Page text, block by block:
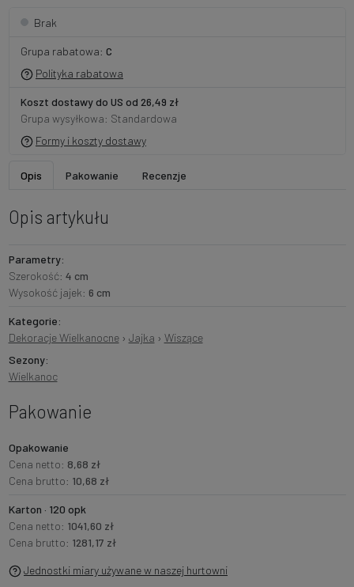
Brak
Grupa rabatowa: C
Polityka rabatowa
Koszt dostawy do US od 26,49 zł
Grupa wysyłkowa: Standardowa
Formy i koszty dostawy
Opis Pakowanie Recenzje
Opis artykułu
Parametry:
Szerokość: 4 cm
Wysokość jajek: 6 cm
Kategorie:
Dekoracje Wielkanocne› Jajka › Wiszące
Sezony:
Wielkanoc
Pakowanie
Opakowanie
Cena netto: 8,68 zł
Cena brutto: 10,68 zł
Karton · 120 opk
Cena netto: 1041,60 zł
Cena brutto: 1281,17 zł
Jednostki miary używane w naszej hurtowni